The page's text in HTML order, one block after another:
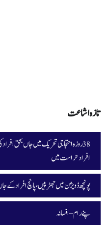
تازہ اشاعت
افراد حراست میں
پونچھ ڈویژن میں جھڑپیں، پانچ افراد کے
پنے رام – افسانہ